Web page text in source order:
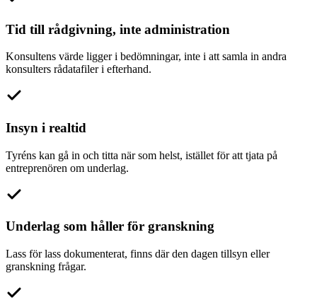
Tid till rådgivning, inte administration
Konsultens värde ligger i bedömningar, inte i att samla in andra
konsulters rådatafiler i efterhand.
Insyn i realtid
Tyréns kan gå in och titta när som helst, istället för att tjata på
entreprenören om underlag.
Underlag som håller för granskning
Lass för lass dokumenterat, finns där den dagen tillsyn eller
granskning frågar.